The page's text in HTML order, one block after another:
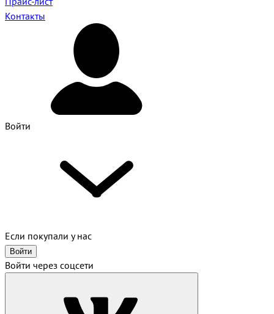
Контакты
Войти
Если покупали у нас
Войти
Войти через соцсети